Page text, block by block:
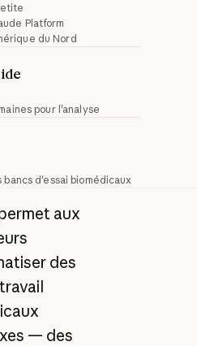
Platform
du Nord
pour l'analyse
d'essai biomédicaux
aux
des
— des